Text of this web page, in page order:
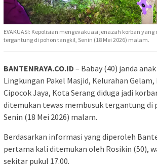
EVAKUASI: Kepolisian mengevakuasi jenazah korban
tergantung di pohon tangkil, Senin (18 Mei 2026) malam.
BANTENRAYA.CO.ID – Babay (40) janda
Lingkungan Pakel Masjid, Kelurahan
Cipocok Jaya, Kota Serang diduga jadi
ditemukan tewas membusuk tergantung di
Senin (18 Mei 2026) malam.
Berdasarkan informasi yang diperoleh
pertama kali ditemukan oleh Rosikin (50),
sekitar pukul 17.00.